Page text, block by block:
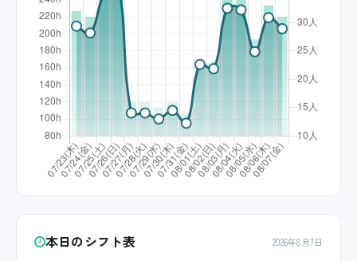
本日のシフト表 2026年8月7日